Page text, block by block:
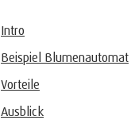
Intro
Beispiel Blumenautomat
Vorteile
Ausblick